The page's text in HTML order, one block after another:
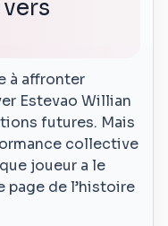
à affronter
Estevao Willian
futures. Mais
collective
joueur a le
page de l’histoire